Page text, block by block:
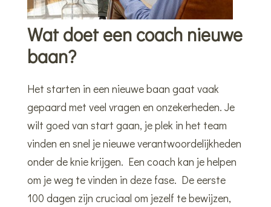
Wat doet een coach nieuwe
baan?
Het starten in een nieuwe baan gaat vaak
gepaard met veel vragen en onzekerheden. Je
wilt goed van start gaan, je plek in het team
vinden en snel je nieuwe verantwoordelijkheden
onder de knie krijgen. Een coach kan je helpen
om je weg te vinden in deze fase. De eerste
100 dagen zijn cruciaal om jezelf te bewijzen,